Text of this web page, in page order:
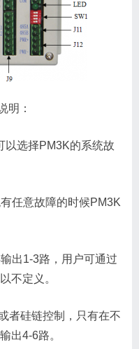
明：
以选择PM3K的系统故
任意故障的时候PM3K
出1-3路，用户可通过
不定义。
者硅链控制，只有在不
出4-6路。